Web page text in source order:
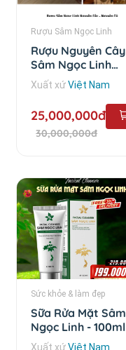
Rượu Sâm Ngọc Linh
Rượu Nguyên Cây
Sâm Ngọc Linh
Trên 10 Năm - 6 lít
Xuất xứViệt Nam
25,000,000đ
30,000,000đ
Sức khỏe & làm đẹp
Sữa Rửa Mặt Sâm
Ngọc Linh - 100ml
Xuất xứViệt Nam